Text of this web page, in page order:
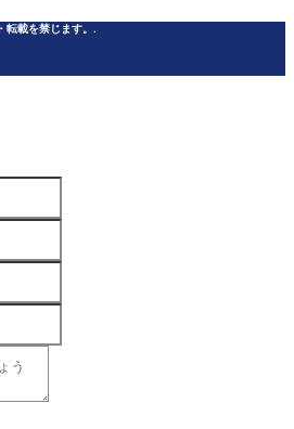
転載を禁じます。.